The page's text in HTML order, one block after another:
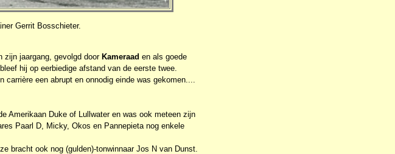
Gerrit Bosschieter.
zijn jaargang, gevolgd door Kameraad en als goede
hij op eerbiedige afstand van de eerste twee.
een abrupt en onnodig einde was gekomen....
Amerikaan Duke of Lullwater en was ook meteen zijn
Paarl D, Micky, Okos en Pannepieta nog enkele
bracht ook nog (gulden)-tonwinnaar Jos N van Dunst.